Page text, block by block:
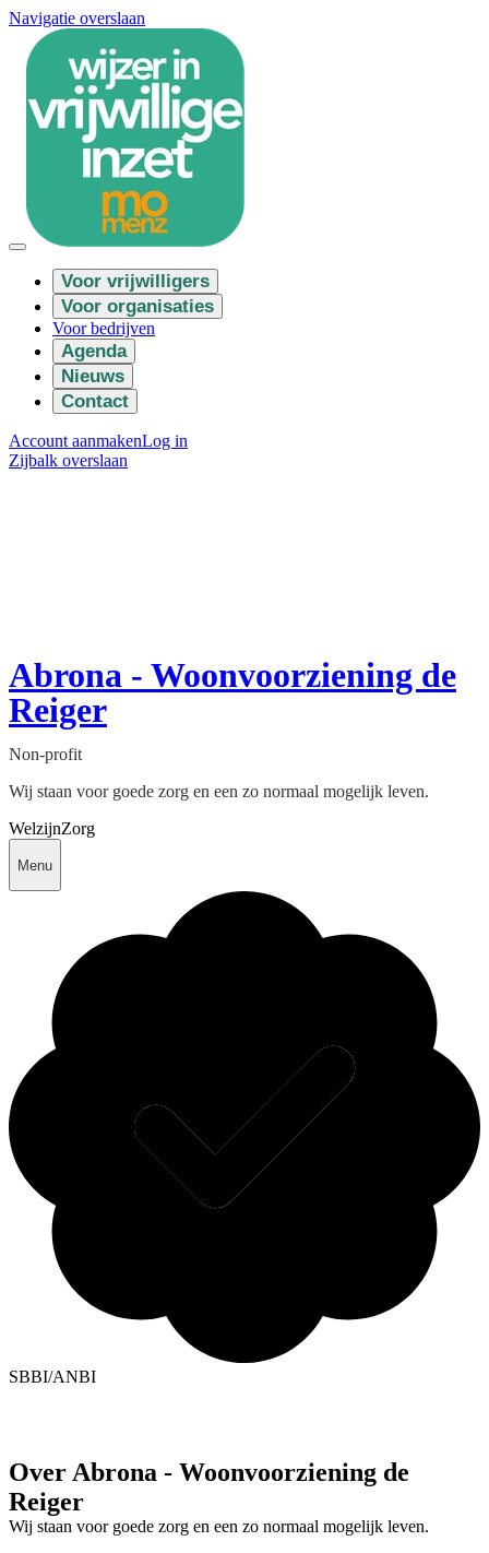
Navigatie overslaan
Voor vrijwilligers
Voor organisaties
Voor bedrijven
Agenda
Nieuws
Contact
Account aanmakenLog in
Zijbalk overslaan
Abrona - Woonvoorziening de
Reiger
Non-profit
Wij staan voor goede zorg en een zo normaal mogelijk leven.
WelzijnZorg
Menu
SBBI/ANBI
Over Abrona - Woonvoorziening de
Reiger
Wij staan voor goede zorg en een zo normaal mogelijk leven.